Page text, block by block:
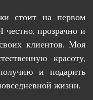
стоит на первом
честно, прозрачно и
клиентов. Моя
красоту,
и подарить
жизни.